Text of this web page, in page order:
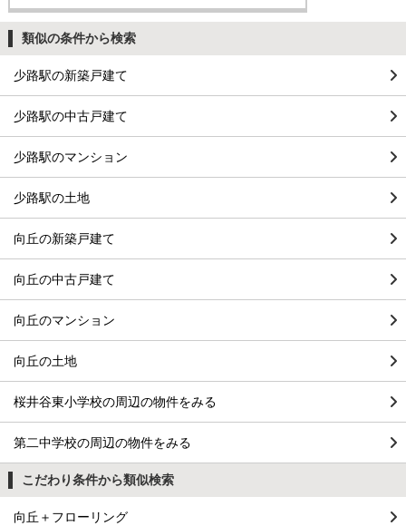
類似の条件から検索
少路駅の新築戸建て
少路駅の中古戸建て
少路駅のマンション
少路駅の土地
向丘の新築戸建て
向丘の中古戸建て
向丘のマンション
向丘の土地
桜井谷東小学校の周辺の物件をみる
第二中学校の周辺の物件をみる
こだわり条件から類似検索
向丘＋フローリング